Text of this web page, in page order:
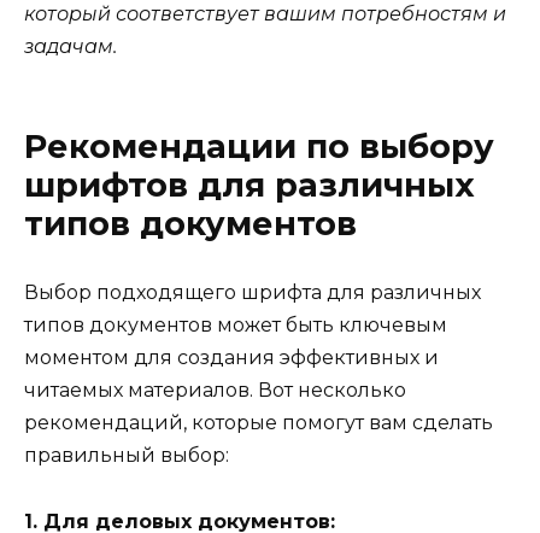
который соответствует вашим потребностям и
задачам.
Рекомендации по выбору
шрифтов для различных
типов документов
Выбор подходящего шрифта для различных
типов документов может быть ключевым
моментом для создания эффективных и
читаемых материалов. Вот несколько
рекомендаций, которые помогут вам сделать
правильный выбор:
1. Для деловых документов: